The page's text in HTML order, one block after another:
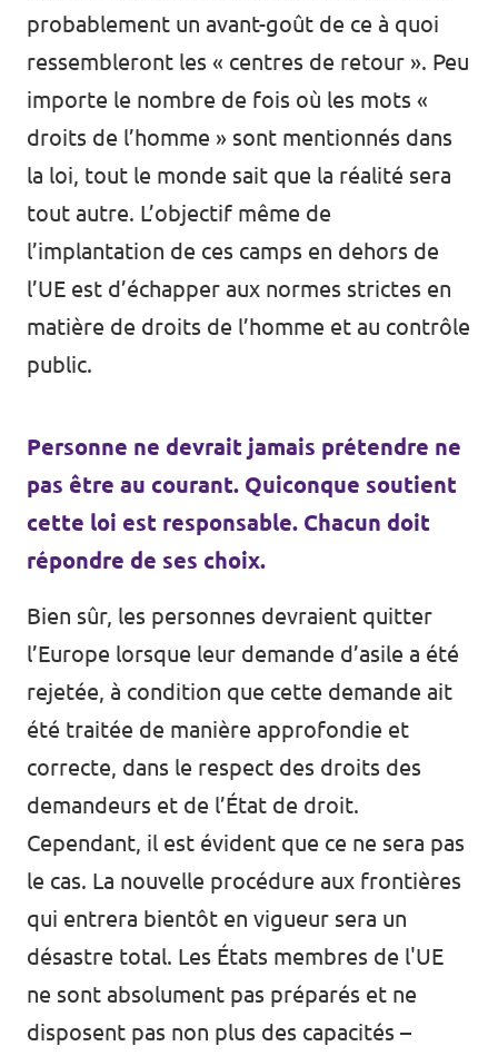
probablement un avant-goût de ce à quoi
ressembleront les « centres de retour ». Peu
importe le nombre de fois où les mots «
droits de l’homme » sont mentionnés dans
la loi, tout le monde sait que la réalité sera
tout autre. L’objectif même de
l’implantation de ces camps en dehors de
l’UE est d’échapper aux normes strictes en
matière de droits de l’homme et au contrôle
public.
Personne ne devrait jamais prétendre ne
pas être au courant. Quiconque soutient
cette loi est responsable. Chacun doit
répondre de ses choix.
Bien sûr, les personnes devraient quitter
l’Europe lorsque leur demande d’asile a été
rejetée, à condition que cette demande ait
été traitée de manière approfondie et
correcte, dans le respect des droits des
demandeurs et de l’État de droit.
Cependant, il est évident que ce ne sera pas
le cas. La nouvelle procédure aux frontières
qui entrera bientôt en vigueur sera un
désastre total. Les États membres de l'UE
ne sont absolument pas préparés et ne
disposent pas non plus des capacités –